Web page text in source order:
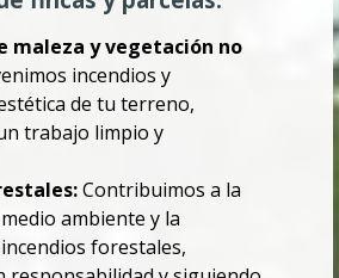
maleza y vegetación no
incendios y
de tu terreno,
trabajo limpio y
Contribuimos a la
ambiente y la
forestales,